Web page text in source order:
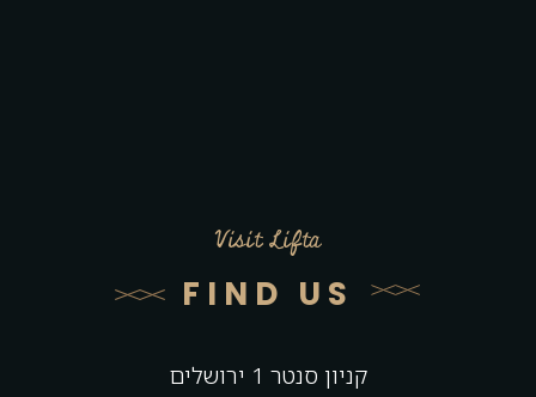
Visit Lifta
FIND US
קניון סנטר 1 ירושלים